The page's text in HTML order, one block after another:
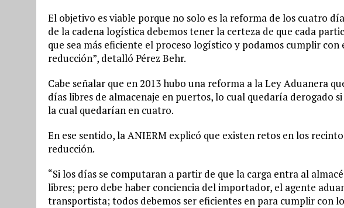
El objetivo es viable porque no solo es la reforma de los cuatro
de la cadena logística debemos tener la certeza de que cada
que sea más eficiente el proceso logístico y podamos cumplir con
reducción”, detalló Pérez Behr.
Cabe señalar que en 2013 hubo una reforma a la Ley Aduanera
días libres de almacenaje en puertos, lo cual quedaría derogado
la cual quedarían en cuatro.
En ese sentido, la ANIERM explicó que existen retos en los
reducción.
“Si los días se computaran a partir de que la carga entra al
libres; pero debe haber conciencia del importador, el agente
transportista; todos debemos ser eficientes en para cumplir con